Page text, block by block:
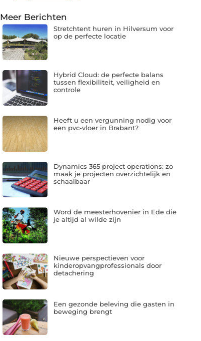
Meer Berichten
Stretchtent huren in Hilversum voor
op de perfecte locatie
Hybrid Cloud: de perfecte balans
tussen flexibiliteit, veiligheid en
controle
Heeft u een vergunning nodig voor
een pvc-vloer in Brabant?
Dynamics 365 project operations: zo
maak je projecten overzichtelijk en
schaalbaar
Word de meesterhovenier in Ede die
je altijd al wilde zijn
Nieuwe perspectieven voor
kinderopvangprofessionals door
detachering
Een gezonde beleving die gasten in
beweging brengt